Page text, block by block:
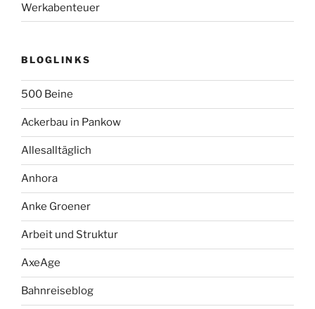
Werkabenteuer
BLOGLINKS
500 Beine
Ackerbau in Pankow
Allesalltäglich
Anhora
Anke Groener
Arbeit und Struktur
AxeAge
Bahnreiseblog